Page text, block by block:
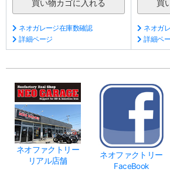
ネオガレージ在庫数確認
詳細ページ
ネオガ
詳細ペ
ネオファクトリー
リアル店舗
ネオファクトリー
FaceBook